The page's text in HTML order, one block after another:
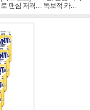
로 팬심 저격… 독보적 카리
스마